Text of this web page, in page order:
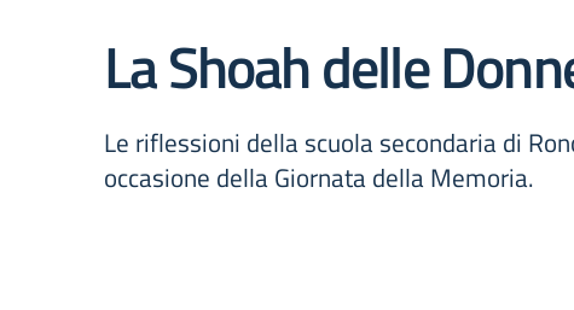
La Shoah delle
Le riflessioni della scuola secondaria di
occasione della Giornata della Memoria.